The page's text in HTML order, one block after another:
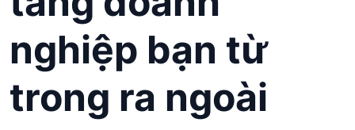
nghiệp bạn từ
trong ra ngoài